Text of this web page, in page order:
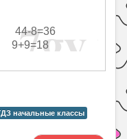
44-8=36
9+9=18
начальные классы